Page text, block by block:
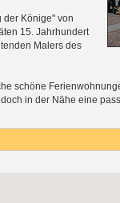
der Könige" von
15. Jahrhundert
Malers des
schöne
in der Nähe eine